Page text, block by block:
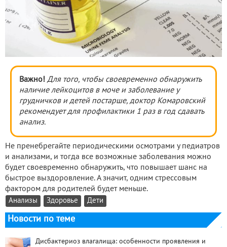
Важно! Для того, чтобы своевременно обнаружить
наличие лейкоцитов в моче и заболевание у
грудничков и детей постарше, доктор Комаровский
рекомендует для профилактики 1 раз в год сдавать
анализ.
Не пренебрегайте периодическими осмотрами у педиатров
и анализами, и тогда все возможные заболевания можно
будет своевременно обнаружить, что повышает шанс на
быстрое выздоровление. А значит, одним стрессовым
фактором для родителей будет меньше.
Анализы Здоровье Дети
Новости по теме
Дисбактериоз влагалища: особенности проявления и